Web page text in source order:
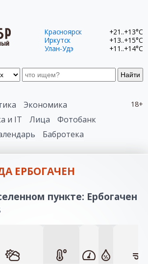
Найти
Красноярск
+21..+13°C
Иркутск
+13..+15°C
Улан-Удэ
+11..+14°C
18+
Экономика
и IT Лица
Фотобанк
Бабротека
ЕРБОГАЧЕН
пункте: Ербогачен